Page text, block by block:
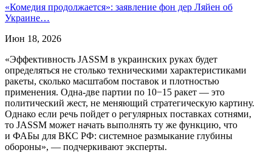
«Комедия продолжается»: заявление фон дер Ляйен об
Украине…
Июн 18, 2026
«Эффективность JASSM в украинских руках будет
определяться не столько техническими характеристиками
ракеты, сколько масштабом поставок и плотностью
применения. Одна-две партии по 10−15 ракет — это
политический жест, не меняющий стратегическую картину.
Однако если речь пойдет о регулярных поставках сотнями,
то JASSM может начать выполнять ту же функцию, что
и ФАБы для ВКС РФ: системное размыкание глубины
обороны», — подчеркивают эксперты.